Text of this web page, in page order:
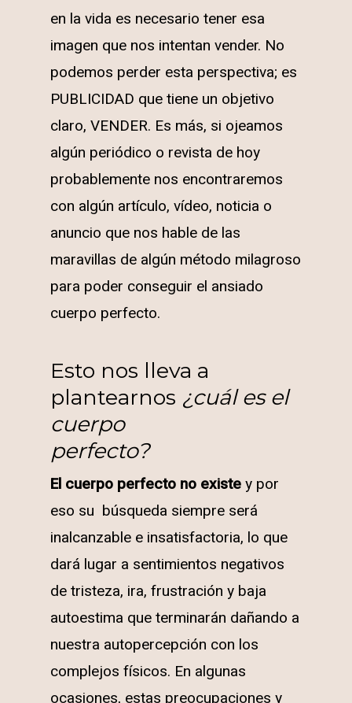
en la vida es necesario tener esa
imagen que nos intentan vender. No
podemos perder esta perspectiva; es
PUBLICIDAD que tiene un objetivo
claro, VENDER. Es más, si ojeamos
algún periódico o revista de hoy
probablemente nos encontraremos
con algún artículo, vídeo, noticia o
anuncio que nos hable de las
maravillas de algún método milagroso
para poder conseguir el ansiado
cuerpo perfecto.
Esto nos lleva a
plantearnos ¿cuál es el
cuerpo
perfecto?
El cuerpo perfecto no existey por
eso su búsqueda siempre será
inalcanzable e insatisfactoria, lo que
dará lugar a sentimientos negativos
de tristeza, ira, frustración y baja
autoestima que terminarán dañando a
nuestra autopercepción con los
complejos físicos. En algunas
ocasiones, estas preocupaciones y